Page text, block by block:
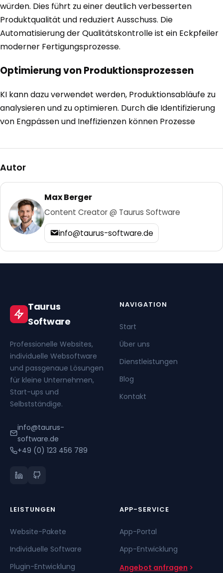
würden. Dies führt zu einer deutlich verbesserten
Produktqualität und reduziert Ausschuss. Die
Automatisierung der Qualitätskontrolle ist ein Eckpfeiler
moderner Fertigungsprozesse.
Optimierung von Produktionsprozessen
KI kann dazu verwendet werden, Produktionsabläufe zu
analysieren und zu optimieren. Durch die Identifizierung
von Engpässen und Ineffizienzen können Prozesse
Autor
Max Berger
Content Creator @ Taurus Software
info@taurus-software.de
Taurus
Software
Professionelle Websites,
individuelle Websoftware
und passgenaue Lösungen
für kleine Unternehmen,
Start-ups und
Selbstständige.
info@taurus-
software.de
+49 (0) 123 456 789
NAVIGATION
Start
Über uns
Dienstleistungen
Blog
Kontakt
LEISTUNGEN
Website-Pakete
Individuelle Software
Plugin-Entwicklung
APP-SERVICE
App-Portal
App-Entwicklung
Angebot anfragen